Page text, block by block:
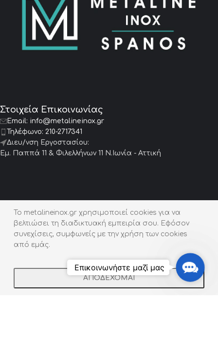
Στοιχεία Επικοινωνίας
Email: info@metalineinox.gr
Τηλέφωνο: 210-2717341
Διευ/νση Εργοστασίου:
Εμ. Παππά 11 & Φιλελλήνων 11 Ν.Ιωνία - Αττική
Προϊόντα
Μεταλλικά Έπιπλα
Μεταλλικά Συντριβάνια
Μεταλλικές Σκάλες
Πόρτες – Γκαραζόπορτες
ShopFiltersWishlistCart
My account
To metalineinox.gr χρησιμοποιεί cookies για να
βελτιώσει τη διαδικτυακή εμπειρία σου. Εφόσον
συνεχίσεις, συμφωνείς με την χρήση των cookies
από εμάς.
ΑΠΟΔΕΧΟΜΑΙ
Contact
Us
Επικοινωνήστε μαζί μας